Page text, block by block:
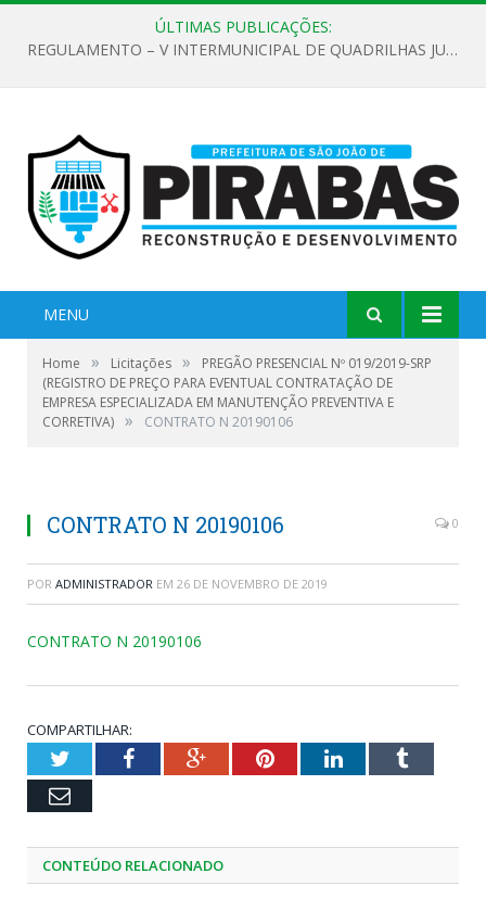
ÚLTIMAS PUBLICAÇÕES:
REGULAMENTO – V INTERMUNICIPAL DE QUADRILHAS JUNINAS 2026
MENU
Home » Licitações »
PREGÃO PRESENCIAL Nº 019/2019-SRP
(REGISTRO DE PREÇO PARA EVENTUAL CONTRATAÇÃO DE
EMPRESA ESPECIALIZADA EM MANUTENÇÃO PREVENTIVA E
CORRETIVA) » CONTRATO N 20190106
CONTRATO N 20190106 0
POR ADMINISTRADOR EM 26 DE NOVEMBRO DE 2019
CONTRATO N 20190106
COMPARTILHAR:
TwitterFacebookGoogle+PinterestLinkedInTumblr
Email
CONTEÚDO RELACIONADO